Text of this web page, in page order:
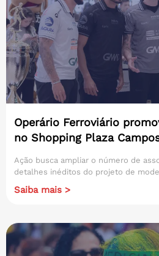
Operário Ferroviário
no Shopping Plaza
Ação busca ampliar o número de
detalhes inéditos do projeto de
Saiba mais >